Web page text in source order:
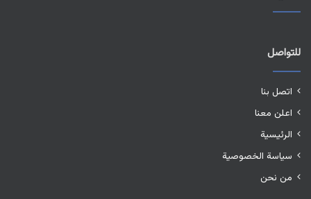
للتواصل
اتصل بنا
اعلن معنا
الرئيسية
سياسة الخصوصية
من نحن